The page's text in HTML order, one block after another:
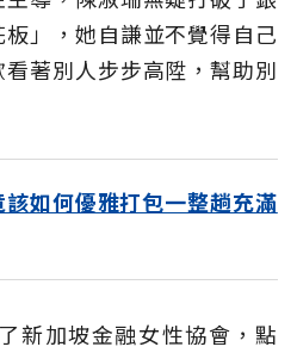
」，她自謙並不覺得自己
著別人步步高陞，幫助別
如何優雅打包一整趟充滿
新加坡金融女性協會，點